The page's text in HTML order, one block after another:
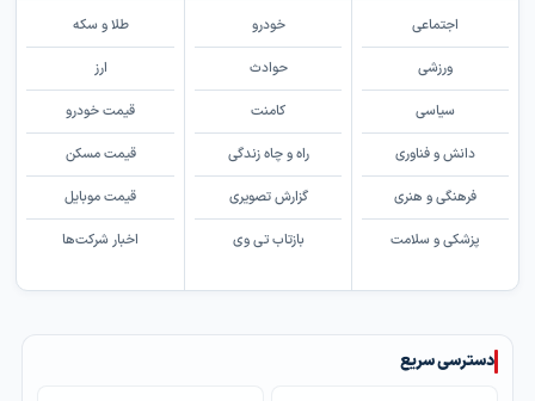
اجتماعی
ورزشی
سیاسی
دانش و فناوری
فرهنگی و هنری
پزشکی و سلامت
خودرو
حوادث
کامنت
راه و چاه زندگی
گزارش تصویری
بازتاب تی وی
طلا و سکه
ارز
قیمت خودرو
قیمت مسکن
قیمت موبایل
اخبار شرکت‌ها
دسترسی سریع